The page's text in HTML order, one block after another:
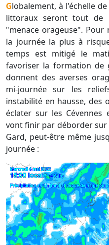
Globalement, à l'échelle de notre région, nos plaines et
littoraux seront tout de
"menace orageuse".
la journée la plus à
temps est mitigé le
favoriser la formation de
donnent des averses
mi-journée sur les
instabilité en hausse, des
éclater sur les Cévennes
vont finir par déborder sur
Gard, peut-être même
journée :